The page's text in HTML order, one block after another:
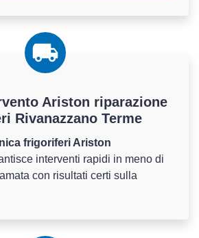
Ariston riparazione
Rivanazzano Terme
frigoriferi Ariston
interventi rapidi in meno di
con risultati certi sulla